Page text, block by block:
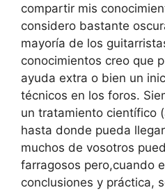
compartir mis
considero bastante
mayoría de los
conocimientos creo que
ayuda extra o bien un
técnicos en los foros.
un tratamiento científico
hasta donde pueda
muchos de vosotros
farragosos pero,cuando
conclusiones y práctica,